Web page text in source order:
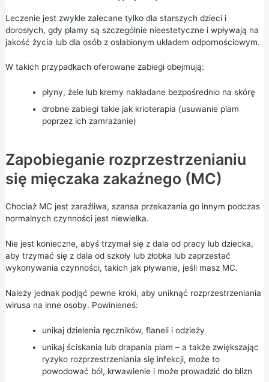
Leczenie jest zwykle zalecane tylko dla starszych dzieci i
dorosłych, gdy plamy są szczególnie nieestetyczne i wpływają na
jakość życia lub dla osób z osłabionym układem odpornościowym.
W takich przypadkach oferowane zabiegi obejmują:
płyny, żele lub kremy nakładane bezpośrednio na skórę
drobne zabiegi takie jak krioterapia (usuwanie plam
poprzez ich zamrażanie)
Zapobieganie rozprzestrzenianiu
się mięczaka zakaźnego (MC)
Chociaż MC jest zaraźliwa, szansa przekazania go innym podczas
normalnych czynności jest niewielka.
Nie jest konieczne, abyś trzymał się z dala od pracy lub dziecka,
aby trzymać się z dala od szkoły lub żłobka lub zaprzestać
wykonywania czynności, takich jak pływanie, jeśli masz MC.
Należy jednak podjąć pewne kroki, aby uniknąć rozprzestrzeniania
wirusa na inne osoby. Powinieneś:
unikaj dzielenia ręczników, flaneli i odzieży
unikaj ściskania lub drapania plam – a także zwiększając
ryzyko rozprzestrzeniania się infekcji, może to
powodować ból, krwawienie i może prowadzić do blizn